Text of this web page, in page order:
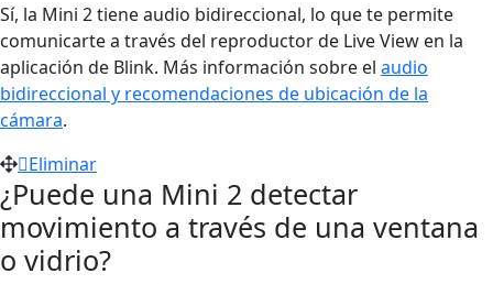
Sí, la Mini 2 tiene audio bidireccional, lo que te permite
comunicarte a través del reproductor de Live View en la
aplicación de Blink. Más información sobre el audio
bidireccional y recomendaciones de ubicación de la
cámara.
Eliminar
¿Puede una Mini 2 detectar
movimiento a través de una ventana
o vidrio?